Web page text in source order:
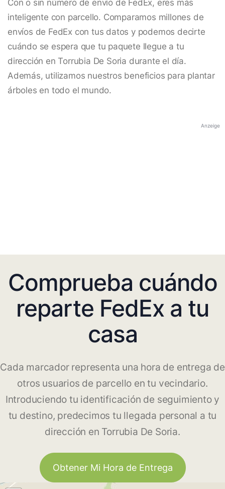
Con o sin número de envío de FedEx, eres más
inteligente con parcello. Comparamos millones de
envíos de FedEx con tus datos y podemos decirte
cuándo se espera que tu paquete llegue a tu
dirección en Torrubia De Soria durante el día.
Además, utilizamos nuestros beneficios para plantar
árboles en todo el mundo.
Anzeige
Comprueba cuándo
reparte FedEx a tu
casa
Cada marcador representa una hora de entrega de
otros usuarios de parcello en tu vecindario.
Introduciendo tu identificación de seguimiento y
tu destino, predecimos tu llegada personal a tu
dirección en Torrubia De Soria.
Obtener Mi Hora de Entrega